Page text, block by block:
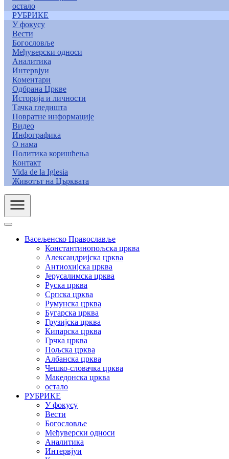
остало
РУБРИКЕ
У фокусу
Вести
Богословље
Међуверски односи
Аналитика
Интервјуи
Коментари
Одбрана Цркве
Историја и личности
Тачка гледишта
Повратне информације
Видео
Инфографика
О нама
Политика коришћења
Контакт
Vida de la Iglesia
Животът на Църквата
Васељенско Православље
Константинопољска црква
Александријска црква
Антиохијска црква
Јерусалимска црква
Руска црква
Српска црква
Румунска црква
Бугарска црква
Грузијска црква
Кипарска црква
Грчка црква
Пољска црква
Албанска црква
Чешко-словачка црква
Македонска црква
остало
РУБРИКЕ
У фокусу
Вести
Богословље
Међуверски односи
Аналитика
Интервјуи